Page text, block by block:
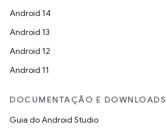
Android 14
Android 13
Android 12
Android 11
DOCUMENTAÇÃO E DOWNLOADS
Guia do Android Studio